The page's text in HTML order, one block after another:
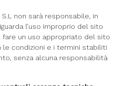
S.L non sarà responsabile, in
l’uso improprio del sito
fare un uso appropriato del sito
le condizioni e i termini stabiliti
senza alcuna responsabilità